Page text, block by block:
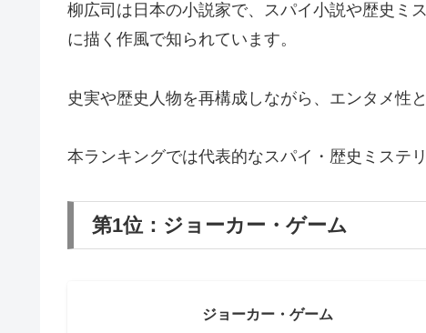
柳広司は日本の小説家で、スパイ小説や歴史ミ
に描く作風で知られています。
史実や歴史人物を再構成しながら、エンタメ性
本ランキングでは代表的なスパイ・歴史ミステ
第1位：ジョーカー・ゲーム
ジョーカー・ゲーム